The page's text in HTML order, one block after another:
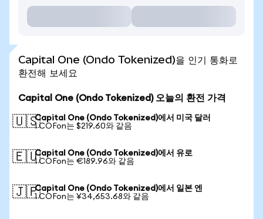
Capital One (Ondo Tokenized)을 인기 통화로
환전해 보세요
Capital One (Ondo Tokenized) 오늘의 환전 가격
🇺🇸Capital One (Ondo Tokenized)에서 미국 달러
1 COFon는 $219.60와 같음
🇪🇺Capital One (Ondo Tokenized)에서 유로
1 COFon는 €189.96와 같음
🇯🇵Capital One (Ondo Tokenized)에서 일본 엔
1 COFon는 ¥34,653.68와 같음